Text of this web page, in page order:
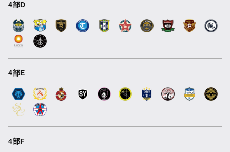
4部D
4部E
4部F